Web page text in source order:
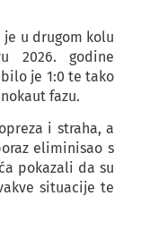
u drugom kolu
2026. godine
je 1:0 te tako
fazu.
i straha, a
eliminisao s
pokazali da su
situacije te